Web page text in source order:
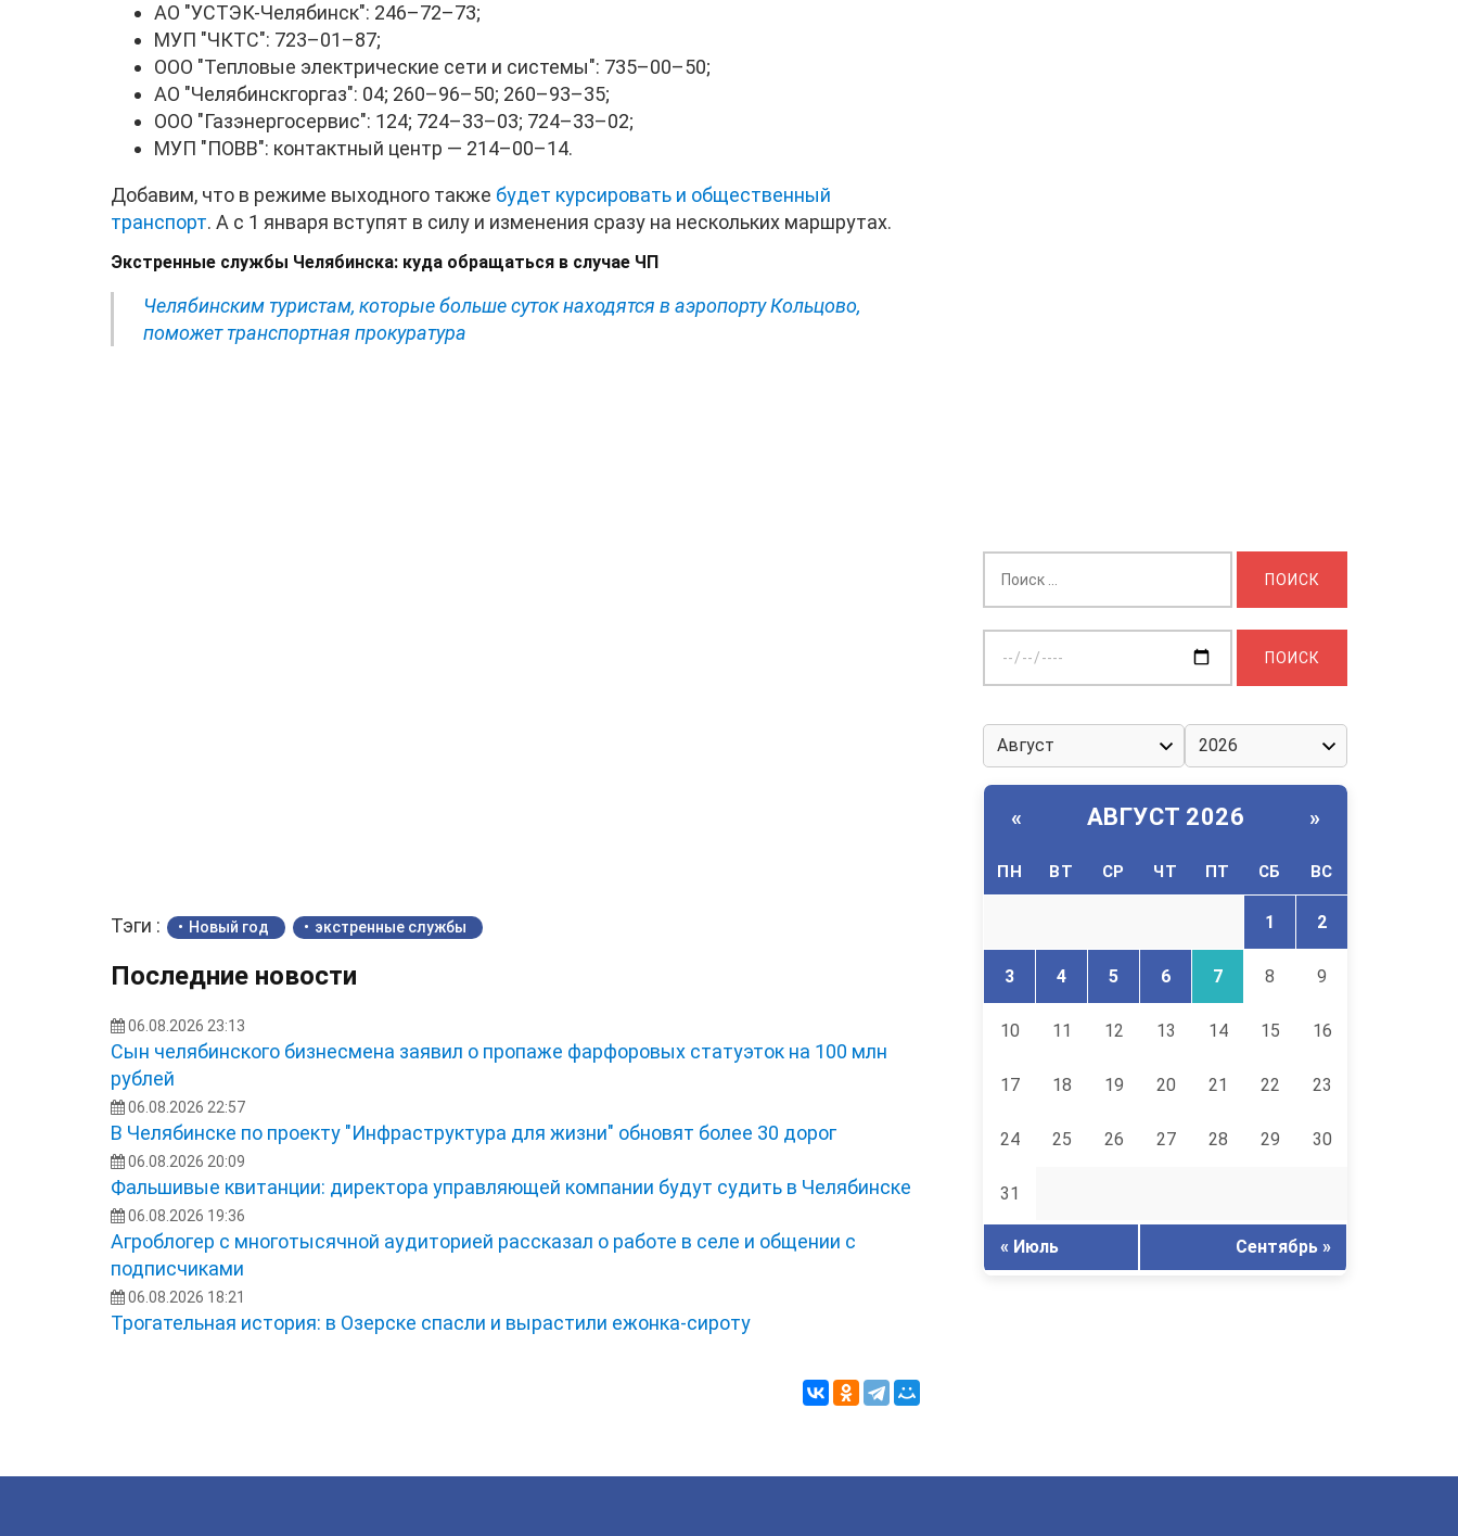
АО "УСТЭК-Челябинск": 246–72–73;
МУП "ЧКТС": 723–01–87;
ООО "Тепловые электрические сети и системы": 735–00–50;
АО "Челябинскгоргаз": 04; 260–96–50; 260–93–35;
ООО "Газэнергосервис": 124; 724–33–03; 724–33–02;
МУП "ПОВВ": контактный центр — 214–00–14.
Добавим, что в режиме выходного также будет курсировать и общественный
транспорт. А с 1 января вступят в силу и изменения сразу на нескольких маршрутах.
Экстренные службы Челябинска: куда обращаться в случае ЧП
Челябинским туристам, которые больше суток находятся в аэропорту Кольцово,
поможет транспортная прокуратура
Тэги : Новый год экстренные службы
Последние новости
06.08.2026 23:13
Сын челябинского бизнесмена заявил о пропаже фарфоровых статуэток на 100 млн
рублей
06.08.2026 22:57
В Челябинске по проекту "Инфраструктура для жизни" обновят более 30 дорог
06.08.2026 20:09
Фальшивые квитанции: директора управляющей компании будут судить в Челябинске
06.08.2026 19:36
Агроблогер с многотысячной аудиторией рассказал о работе в селе и общении с
подписчиками
06.08.2026 18:21
Трогательная история: в Озерске спасли и вырастили ежонка‑сироту
дату:
« АВГУСТ 2026 »
ПН ВТ СР ЧТ ПТ СБ ВС
1 2
3 4 5 6 7 8 9
10 11 12 13 14 15 16
17 18 19 20 21 22 23
24 25 26 27 28 29 30
31
« Июль Сентябрь »